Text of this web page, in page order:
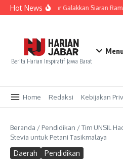
Lewati ke konten
Hot NewsKPID Jabar Galakkan Siaran
Berita Harian Inspiratif Jawa Barat
Home Redaksi Kebijakan
Beranda / Pendidikan /Tim UNSIL
Stevia untuk Petani Tasikmalaya
Daerah Pendidikan